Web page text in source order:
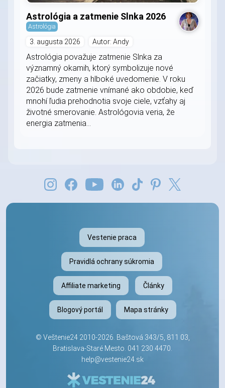
Astrológia a zatmenie Slnka 2026
Astrológia
3. augusta 2026 Autor: Andy
Astrológia považuje zatmenie Slnka za
významný okamih, ktorý symbolizuje nové
začiatky, zmeny a hlboké uvedomenie. V roku
2026 bude zatmenie vnímané ako obdobie, keď
mnohí ľudia prehodnotia svoje ciele, vzťahy aj
životné smerovanie. Astrológovia veria, že
energia zatmenia...
Vestenie praca
Pravidlá ochrany súkromia
Affiliate marketing Články
Blogový portál Mapa stránky
© Veštenie242010-2026. Baštová 343/5, 811 03,
Bratislava-Staré Mesto. 041 230 4470.
help@vestenie24.sk